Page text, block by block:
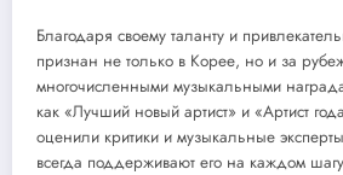
Благодаря своему таланту и
признан не только в Корее, но и за
многочисленными музыкальными
как «Лучший новый артист» и «Артист
оценили критики и музыкальные
всегда поддерживают его на каждом